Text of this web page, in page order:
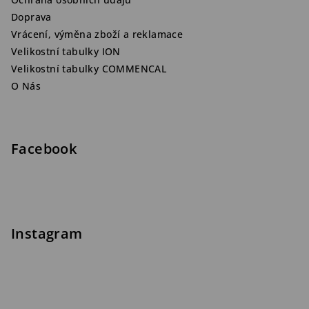
Doprava
Vrácení, výměna zboží a reklamace
Velikostní tabulky ION
Velikostní tabulky COMMENCAL
O Nás
Facebook
Instagram